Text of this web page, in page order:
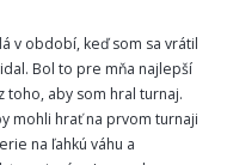
v období, keď som sa vrátil
Bol to pre mňa najlepší
aby som hral turnaj.
mohli hrať na prvom turnaji
na ľahkú váhu a